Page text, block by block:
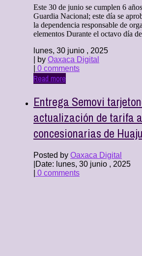
Este 30 de junio se cumplen 6
Guardia Nacional; este día se
la dependencia responsable de
elementos Durante el octavo día
lunes, 30 junio , 2025
| by Oaxaca Digital
0 comments
Read more
Entrega Semovi
actualización de tarifa
concesionarias de
Posted by Oaxaca Digital
Date: lunes, 30 junio , 2025
0 comments